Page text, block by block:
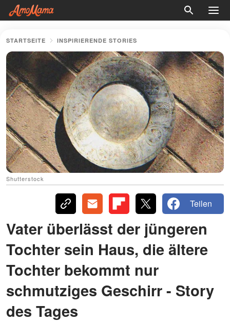
STARTSEITE INSPIRIERENDE STORIES
Shutterstock
Teilen
Vater überlässt der jüngeren
Tochter sein Haus, die ältere
Tochter bekommt nur
schmutziges Geschirr - Story
des Tages